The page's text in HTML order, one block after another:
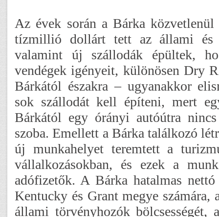
Az évek során a Bárka
tízmillió dollárt tett az állami és
valamint új szállodák épültek,
vendégek igényeit, különösen Dry
Bárkától északra – ugyanakkor
sok szállodát kell építeni, mert
Bárkától egy órányi autóútra
szoba. Emellett a Bárka találkozó
új munkahelyet teremtett a
vállalkozásokban, és ezek a
adófizetők. A Bárka hatalmas
Kentucky és Grant megye
állami törvényhozók bölcsességét,